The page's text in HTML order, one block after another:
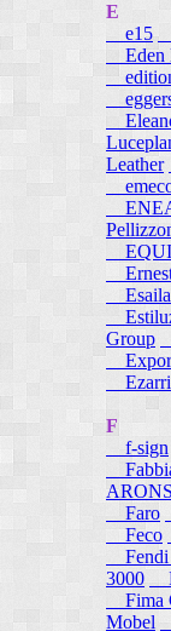
E
e15
Eden
Leather
Esaila
Group
Ezarri
F
f-sign
Faro
Feco
Fendi
3000
Fima
Mobel